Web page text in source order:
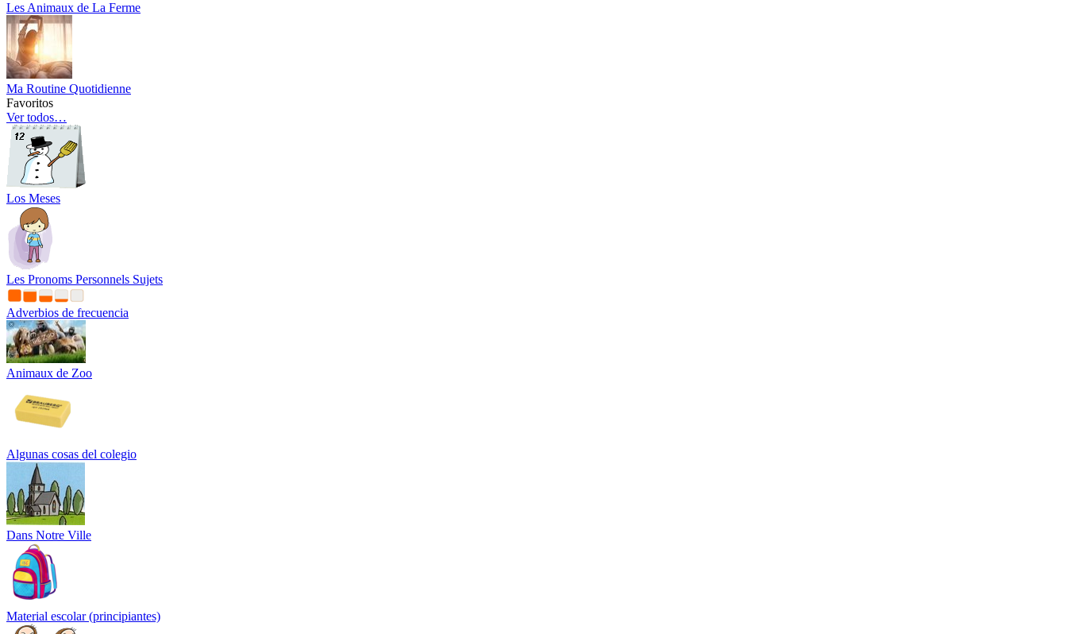
Les Animaux de La Ferme
Ma Routine Quotidienne
Favoritos
Ver todos…
Los Meses
Les Pronoms Personnels Sujets
Adverbios de frecuencia
Animaux de Zoo
Algunas cosas del colegio
Dans Notre Ville
Material escolar (principiantes)